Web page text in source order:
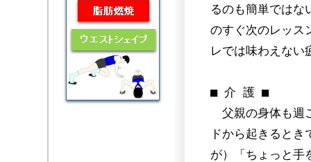
るのも簡単ではな
のすぐ次のレッス
レでは味わえない
■ 介 護 ■
父親の身体も週
ドから起きると
が）「ちょっと手